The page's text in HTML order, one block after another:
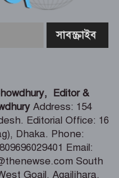
মুক্ত করার পদক্ষেপ নেয়া
অভয়াশ্রম, ইজারা প্রথা
– মৎস্য ও প্রাণিসম্পদ এবং
টেকসই হবে প্রযুক্তিনির্ভর
মন্ত্রী
Editor &
Address: 154
Editorial Office: 16
Dhaka. Phone:
Email:
South
Goail, Agailjhara,